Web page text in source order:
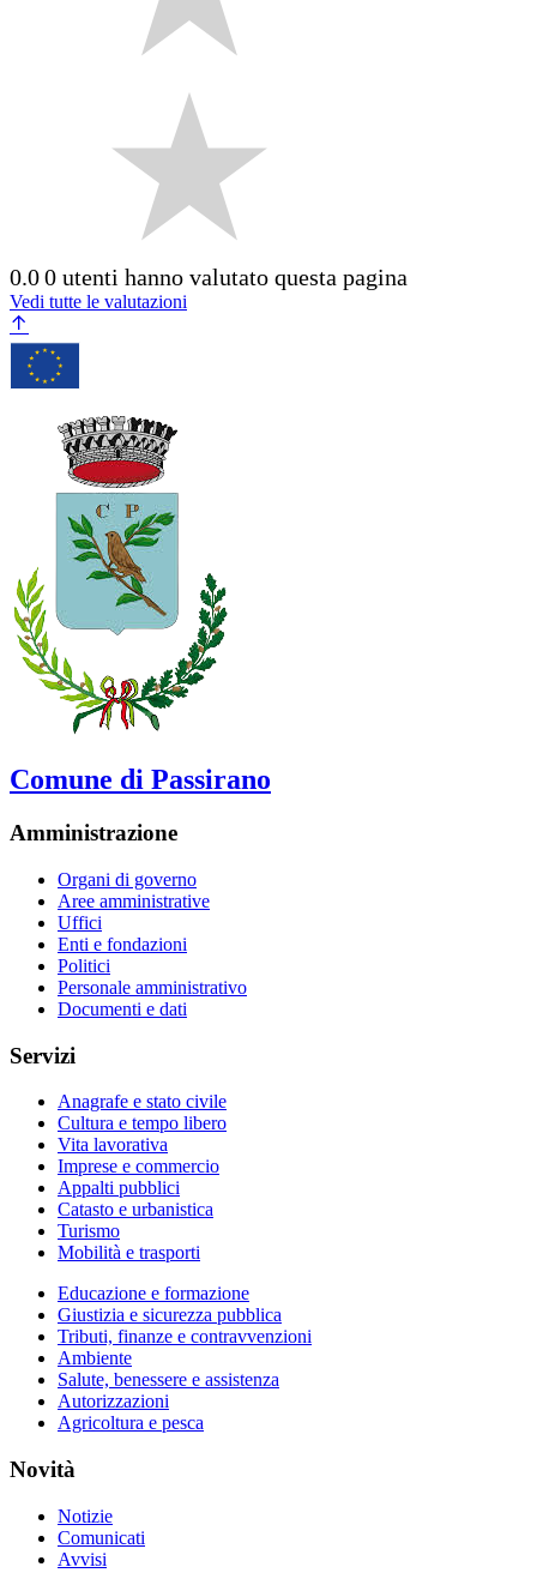
0.00 utenti hanno valutato questa pagina
Vedi tutte le valutazioni
Comune di Passirano
Amministrazione
Organi di governo
Aree amministrative
Uffici
Enti e fondazioni
Politici
Personale amministrativo
Documenti e dati
Servizi
Anagrafe e stato civile
Cultura e tempo libero
Vita lavorativa
Imprese e commercio
Appalti pubblici
Catasto e urbanistica
Turismo
Mobilità e trasporti
Educazione e formazione
Giustizia e sicurezza pubblica
Tributi, finanze e contravvenzioni
Ambiente
Salute, benessere e assistenza
Autorizzazioni
Agricoltura e pesca
Novità
Notizie
Comunicati
Avvisi